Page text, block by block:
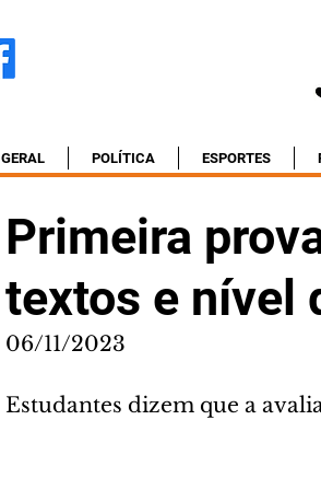
GERAL POLÍTICA ESPORTES
Primeira
textos e nível
06/11/2023
Estudantes dizem que a